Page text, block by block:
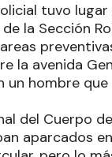
tuvo
la Sección
la avenida
un hombre
del Cuerpo
aparcados